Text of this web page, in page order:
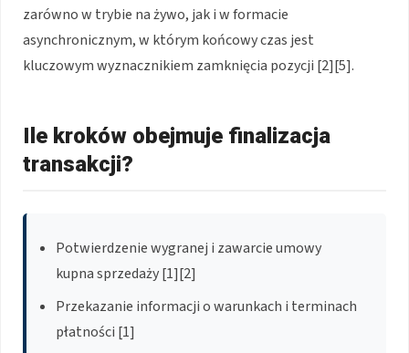
zarówno w trybie na żywo, jak i w formacie
asynchronicznym, w którym końcowy czas jest
kluczowym wyznacznikiem zamknięcia pozycji [2][5].
Ile kroków obejmuje finalizacja
transakcji?
Potwierdzenie wygranej i zawarcie umowy
kupna sprzedaży [1][2]
Przekazanie informacji o warunkach i terminach
płatności [1]